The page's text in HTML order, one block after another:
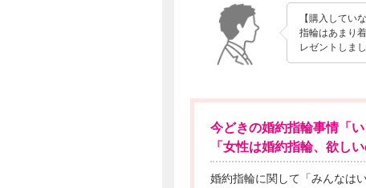
【購入していな
指輪はあまり
レゼントしま
今どきの婚約指輪事情「い
「女性は婚約指輪、欲しい
婚約指輪に関して「みんなは